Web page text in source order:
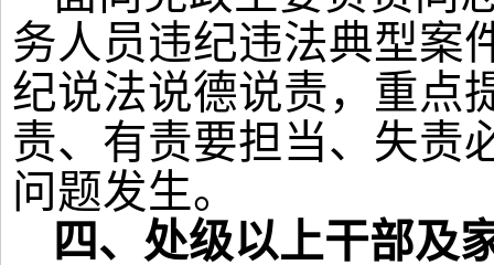
务人员违纪违法典型案
纪说法说德说责，重点
责、有责要担当、失责
问题发生。
四、 处级以上干部及